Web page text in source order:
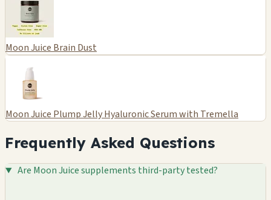
Moon Juice Brain Dust
Moon Juice Plump Jelly Hyaluronic Serum with Tremella
Frequently Asked Questions
Are Moon Juice supplements third-party tested?